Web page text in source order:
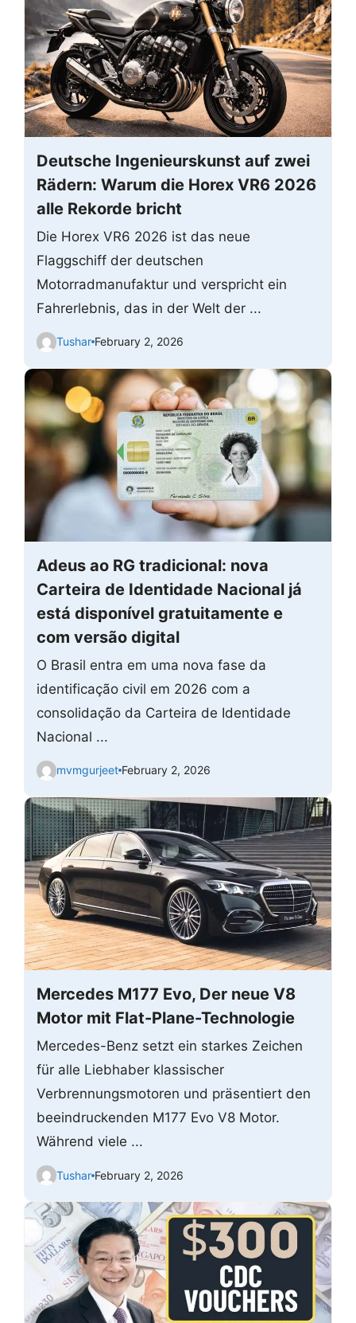
Deutsche Ingenieurskunst auf zwei
Rädern: Warum die Horex VR6 2026
alle Rekorde bricht
Die Horex VR6 2026 ist das neue
Flaggschiff der deutschen
Motorradmanufaktur und verspricht ein
Fahrerlebnis, das in der Welt der ...
Tushar February 2, 2026
Adeus ao RG tradicional: nova
Carteira de Identidade Nacional já
está disponível gratuitamente e
com versão digital
O Brasil entra em uma nova fase da
identificação civil em 2026 com a
consolidação da Carteira de Identidade
Nacional ...
mvmgurjeet February 2, 2026
Mercedes M177 Evo, Der neue V8
Motor mit Flat-Plane-Technologie
Mercedes-Benz setzt ein starkes Zeichen
für alle Liebhaber klassischer
Verbrennungsmotoren und präsentiert den
beeindruckenden M177 Evo V8 Motor.
Während viele ...
Tushar February 2, 2026